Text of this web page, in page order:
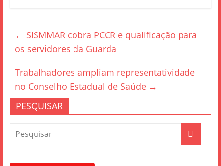
b
o
o
k
← SISMMAR cobra PCCR e qualificação para
os servidores da Guarda
Trabalhadores ampliam representatividade
no Conselho Estadual de Saúde →
PESQUISAR